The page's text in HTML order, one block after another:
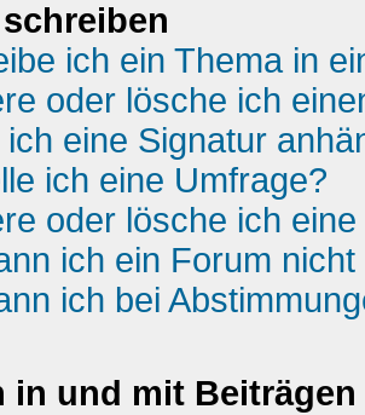
ich ein Thema in
oder lösche ich
eine Signatur
ich eine Umfrage?
oder lösche ich
ich ein Forum
ich bei
in und mit